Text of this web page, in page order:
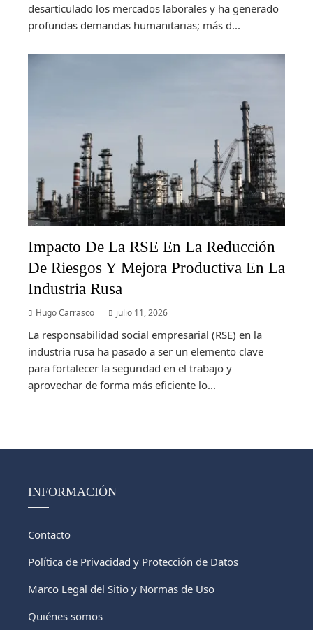
desarticulado los mercados laborales y ha generado
profundas demandas humanitarias; más d...
Impacto De La RSE En La Reducción
De Riesgos Y Mejora Productiva En La
Industria Rusa
Hugo Carrasco julio 11, 2026
La responsabilidad social empresarial (RSE) en la
industria rusa ha pasado a ser un elemento clave
para fortalecer la seguridad en el trabajo y
aprovechar de forma más eficiente lo...
INFORMACIÓN
Contacto
Política de Privacidad y Protección de Datos
Marco Legal del Sitio y Normas de Uso
Quiénes somos